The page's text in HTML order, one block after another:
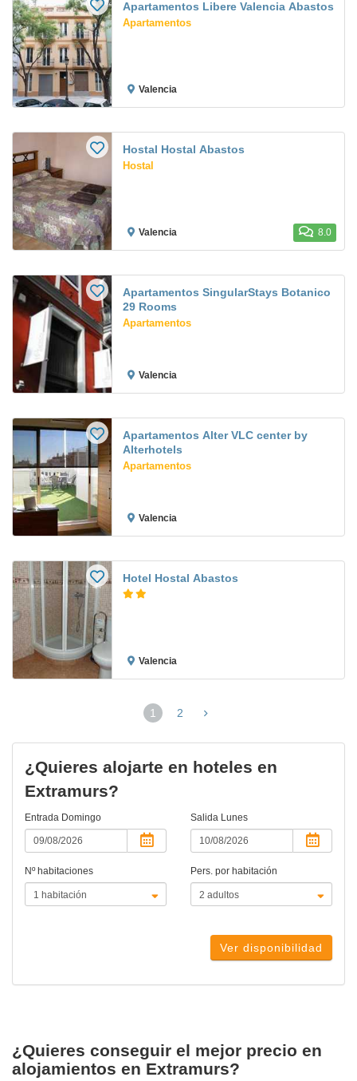
Apartamentos Libere Valencia Abastos
Apartamentos
Valencia
Hostal Hostal Abastos
Hostal
Valencia 8.0
Apartamentos SingularStays Botanico
29 Rooms
Apartamentos
Valencia
Apartamentos Alter VLC center by
Alterhotels
Apartamentos
Valencia
Hotel Hostal Abastos
Valencia
1
(página
2
¿Quieres alojarte en hoteles en
Extramurs?
Entrada Domingo Salida Lunes
Nº habitaciones Pers. por habitación
Ver disponibilidad
¿Quieres conseguir el mejor precio en
alojamientos en Extramurs?